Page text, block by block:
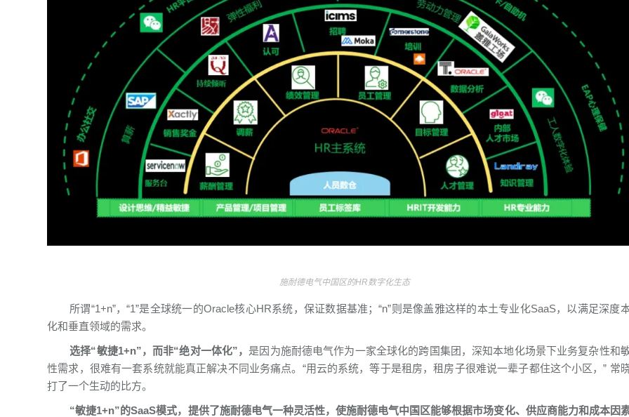
施耐德电气中国区的HR数字化生态
所谓“1+n”，“1”是全球统一的Oracle核心HR系统，保证数据基准；“n”则是像盖雅这样的本土专业化SaaS，以满足深度
化和垂直领域的需求。
选择“敏捷1+n”，而非“绝对一体化”， 是因为施耐德电气作为一家全球化的跨国集团，深知本地化场景下业务复杂性和
性需求，很难有一套系统就能真正解决不同业务痛点。“用云的系统，等于是租房，租房子很难说一辈子都住这个小区，” 常
打了一个生动的比方。
“敏捷1+n”的SaaS模式，提供了施耐德电气一种灵活性，使施耐德电气中国区能够根据市场变化、供应商能力和成本因